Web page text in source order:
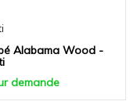
Alabama Wood -
demande